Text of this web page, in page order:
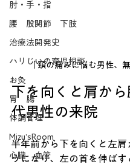
肘・手・指
腰 股関節 下肢
治療法開発史
ハリじいの育児相談
お灸
胃 腸
体調管理
Mizu’sRoom
心臓 血管
「頚の痛みに悩む男性、
下を向くと肩か
代男性の来院
半年前から下を向くと左
うになり、左の首を伸ば